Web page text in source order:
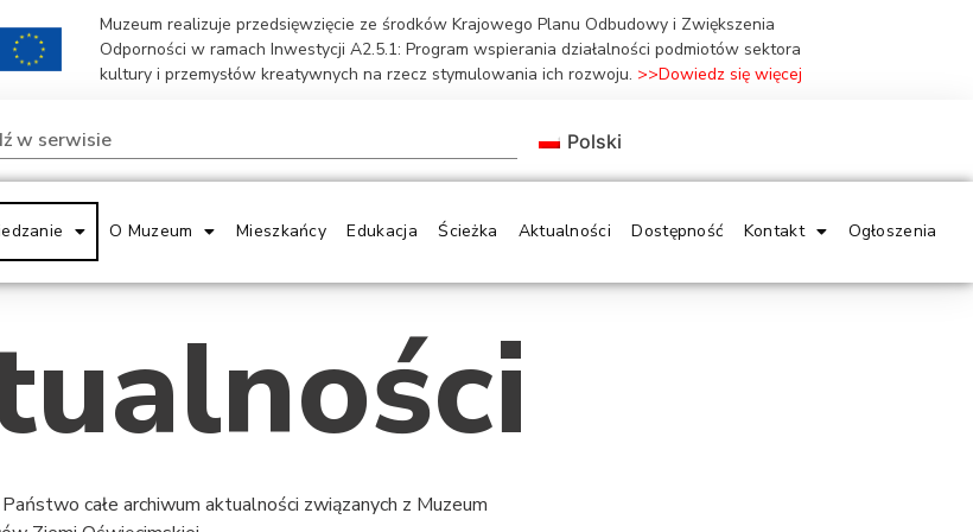
Muzeum realizuje przedsięwzięcie ze środków Krajowego Planu Odbudowy i Zwiększenia
Odporności w ramach Inwestycji A2.5.1: Program wspierania działalności podmiotów sektora
kultury i przemysłów kreatywnych na rzecz stymulowania ich rozwoju. >>Dowiedz się więcej
Polski
O Muzeum Mieszkańcy Edukacja Ścieżka Aktualności Dostępność Kontakt Ogłoszenia
całe archiwum aktualności związanych z Muzeum